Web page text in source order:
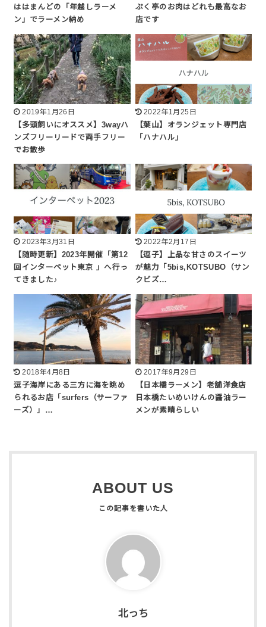
ははまんどの「年越しラーメ
ン」でラーメン納め
ぷく亭のお肉はどれも最高なお
店です
2019年1月26日
【多頭飼いにオススメ】3wayハ
ンズフリーリードで両手フリー
でお散歩
2022年1月25日
【葉山】オランジェット専門店
「ハナハル」
2023年3月31日
【随時更新】2023年開催「第12
回インターペット東京 」へ行っ
てきました♪
2022年2月17日
【逗子】上品な甘さのスイーツ
が魅力「5bis,KOTSUBO（サン
クビズ…
2018年4月8日
逗子海岸にある三方に海を眺め
られるお店「surfers（サーファ
ーズ）」…
2017年9月29日
【日本橋ラーメン】老舗洋食店
日本橋たいめいけんの醤油ラー
メンが素晴らしい
ABOUT US
北っち